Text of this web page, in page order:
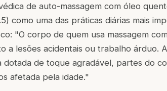
de auto-massagem com óleo
como uma das práticas diárias mais
"O corpo de quem usa massagem
a lesões acidentais ou trabalho árduo.
dotada de toque agradável, partes do
afetada pela idade."